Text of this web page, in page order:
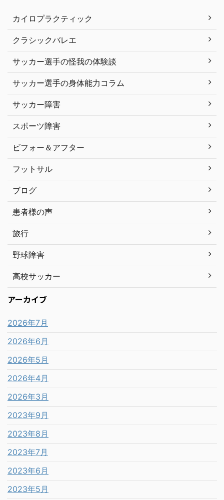
カイロプラクティック
クラシックバレエ
サッカー選手の怪我の体験談
サッカー選手の身体能力コラム
サッカー障害
スポーツ障害
ビフォー＆アフター
フットサル
ブログ
患者様の声
旅行
野球障害
高校サッカー
アーカイブ
2026年7月
2026年6月
2026年5月
2026年4月
2026年3月
2023年9月
2023年8月
2023年7月
2023年6月
2023年5月